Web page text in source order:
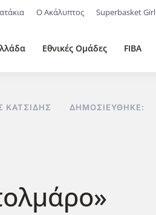
Ο Ακάλυπτος Superbasket Girl
Εθνικές Ομάδες FIBA
ΚΑΤΣΊΔΗΣ ΔΗΜΟΣΙΕΎΘΗΚΕ: